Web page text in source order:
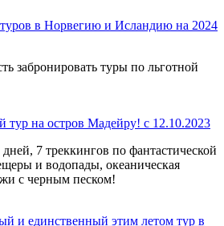
в Норвегию и Исландию на 2024
забронировать туры по льготной
тур на остров Мадейру! с 12.10.2023
7 треккингов по фантастической
и водопады, океаническая
с черным песком!
и единственный этим летом тур в